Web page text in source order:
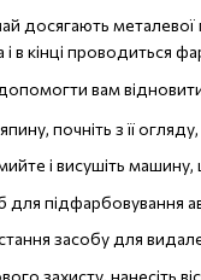
досягають
в кінці проводиться
допомогти вам
почніть з її
і висушіть
для підфарбовування
засобу для
захисту, нанесіть